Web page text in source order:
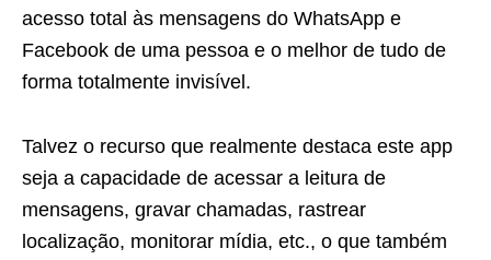
acesso total às mensagens do WhatsApp e
Facebook de uma pessoa e o melhor de tudo de
forma totalmente invisível.
Talvez o recurso que realmente destaca este app
seja a capacidade de acessar a leitura de
mensagens, gravar chamadas, rastrear
localização, monitorar mídia, etc., o que também